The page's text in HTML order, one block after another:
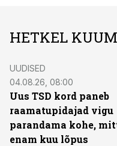
HETKEL KUUM
UUDISED
04.08.26, 08:00
Uus TSD kord paneb
raamatupidajad vigu
parandama kohe,
enam kuu lõpus